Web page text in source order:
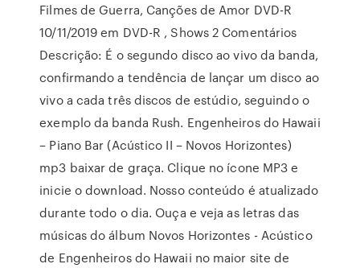
Filmes de Guerra, Canções de Amor DVD-R
10/11/2019 em DVD-R , Shows 2 Comentários
Descrição: É o segundo disco ao vivo da banda,
confirmando a tendência de lançar um disco ao
vivo a cada três discos de estúdio, seguindo o
exemplo da banda Rush. Engenheiros do Hawaii
– Piano Bar (Acústico II – Novos Horizontes)
mp3 baixar de graça. Clique no ícone MP3 e
inicie o download. Nosso conteúdo é atualizado
durante todo o dia. Ouça e veja as letras das
músicas do álbum Novos Horizontes - Acústico
de Engenheiros do Hawaii no maior site de